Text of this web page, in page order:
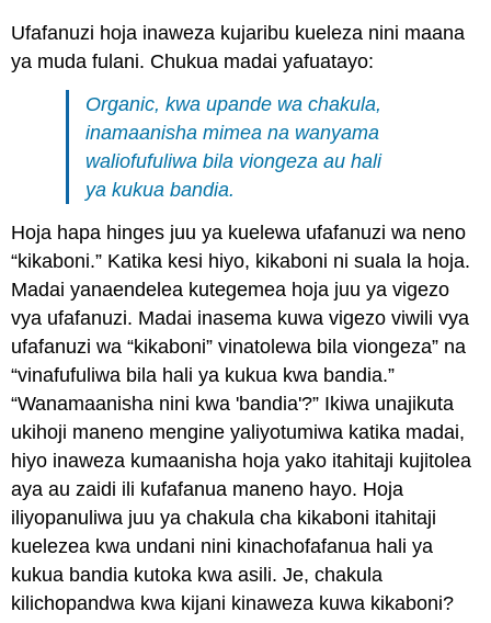
juu
ya
(ufafanuzi
kupanuliwa)
ufafanuzi
Mazoezi
Zoezi
\PageIndex1
\PageIndex1
Mazoezi
\PageIndex
\PageIndex
Mazoezi
Zoezi
\PageIndex3
\PageIndex3
Attributions
Ufafanuzi hoja inaweza kujaribu kueleza nini maana
ya muda fulani. Chukua madai yafuatayo:
Organic, kwa upande wa chakula,
inamaanisha mimea na wanyama
waliofufuliwa bila viongeza au hali
ya kukua bandia.
Hoja hapa hinges juu ya kuelewa ufafanuzi wa neno
“kikaboni.” Katika kesi hiyo, kikaboni ni suala la hoja.
Madai yanaendelea kutegemea hoja juu ya vigezo
vya ufafanuzi. Madai inasema kuwa vigezo viwili vya
ufafanuzi wa “kikaboni” vinatolewa bila viongeza” na
“vinafufuliwa bila hali ya kukua kwa bandia.”
“Wanamaanisha nini kwa 'bandia'?” Ikiwa unajikuta
ukihoji maneno mengine yaliyotumiwa katika madai,
hiyo inaweza kumaanisha hoja yako itahitaji kujitolea
aya au zaidi ili kufafanua maneno hayo. Hoja
iliyopanuliwa juu ya chakula cha kikaboni itahitaji
kuelezea kwa undani nini kinachofafanua hali ya
kukua bandia kutoka kwa asili. Je, chakula
kilichopandwa kwa kijani kinaweza kuwa kikaboni?